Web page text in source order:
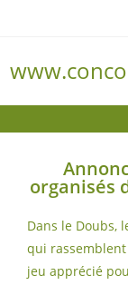
organisés
Dans le Doubs,
qui
jeu apprécié